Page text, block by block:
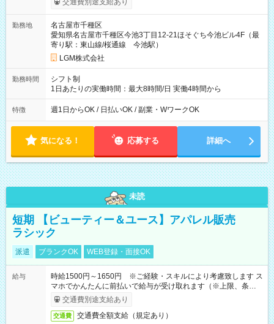
交通費別途支給あり
勤務地
名古屋市千種区
愛知県名古屋市千種区今池3丁目12-21ほそぐち今池ビル4F（最
寄り駅：東山線/桜通線 今池駅）
LGM株式会社
勤務時間
シフト制
1日あたりの実働時間：最大8時間/日 実働4時間から
特徴 週1日からOK / 日払いOK / 副業・WワークOK
気になる！ 応募する 詳細へ
未読
短期 【ビューティー＆ユース】アパレル販売
ラシック
派遣 ブランクOK WEB登録・面接OK
給与
時給1500円～1650円 ※ご経験・スキルにより考慮致します ス
マホでかんたんに前払いで給与が受け取れます（※上限、条件
あり）交通費別途支給あり
交通費 交通費全額支給（規定あり）